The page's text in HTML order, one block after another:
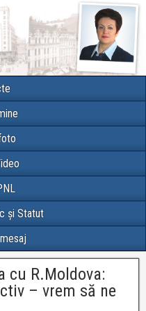
și Statut
cu R.Moldova:
– vrem să ne